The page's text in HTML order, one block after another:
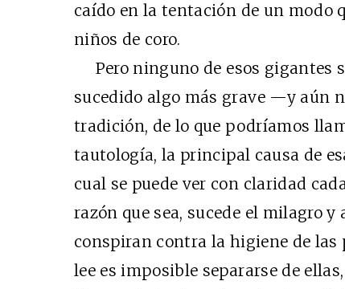
caído en la tentación de un modo
niños de coro.
Pero ninguno de esos gigantes
sucedido algo más grave —y aún
tradición, de lo que podríamos
tautología, la principal causa de
cual se puede ver con claridad
razón que sea, sucede el milagro
conspiran contra la higiene de las
lee es imposible separarse de